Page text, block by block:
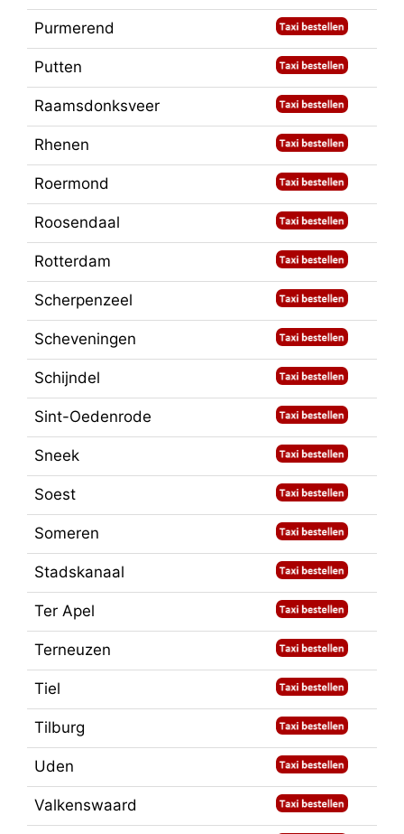
Purmerend
Putten
Raamsdonksveer
Rhenen
Roermond
Roosendaal
Rotterdam
Scherpenzeel
Scheveningen
Schijndel
Sint-Oedenrode
Sneek
Soest
Someren
Stadskanaal
Ter Apel
Terneuzen
Tiel
Tilburg
Uden
Valkenswaard